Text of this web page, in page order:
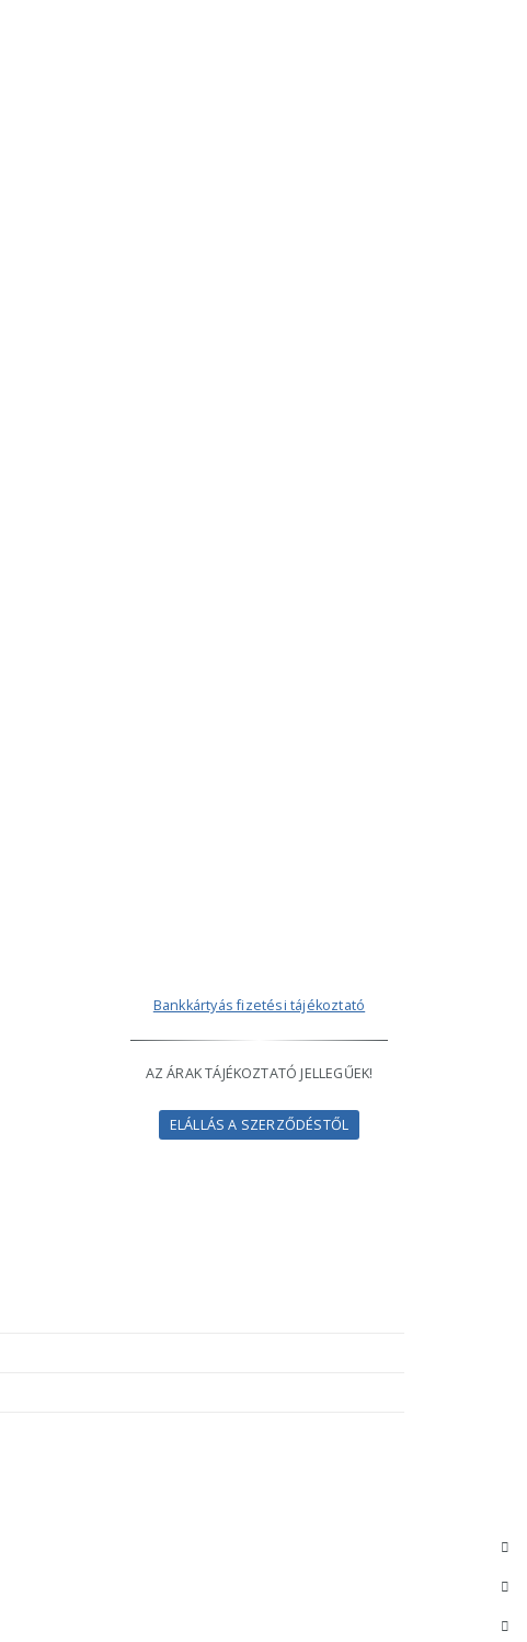
Bankkártyás fizetési tájékoztató
AZ ÁRAK TÁJÉKOZTATÓ JELLEGŰEK!
ELÁLLÁS A SZERZŐDÉSTŐL